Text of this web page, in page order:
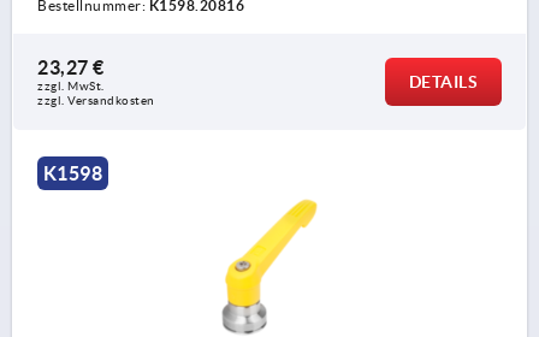
Bestellnummer: K1598.20816
23,27 €
zzgl. MwSt.
zzgl. Versandkosten
DETAILS
K1598